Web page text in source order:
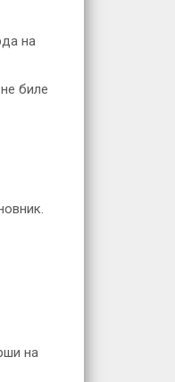
на
биле
на